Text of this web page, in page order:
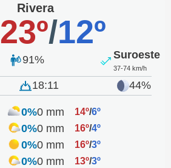
Rivera
23º/12º
91% Suroeste
37-74 km/h
18:11 44%
0%0 mm 14º/6º
0%0 mm 16º/4º
0%0 mm 16º/3º
0%0 mm 13º/3º